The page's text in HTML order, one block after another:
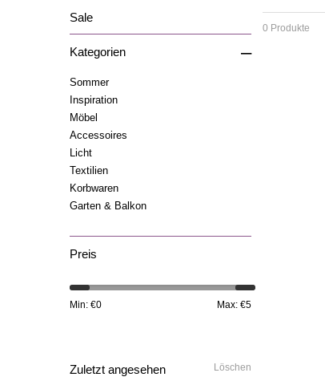
0 Produkte
Sale
Kategorien –
Sommer
Inspiration
Möbel
Accessoires
Licht
Textilien
Korbwaren
Garten & Balkon
Preis
Min: €0 Max: €5
Zuletzt angesehen Löschen